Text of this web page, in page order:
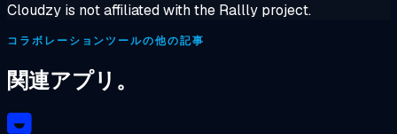
Cloudzy is not affiliated with the Rallly project.
コラボレーションツールの他の記事
関連アプリ。